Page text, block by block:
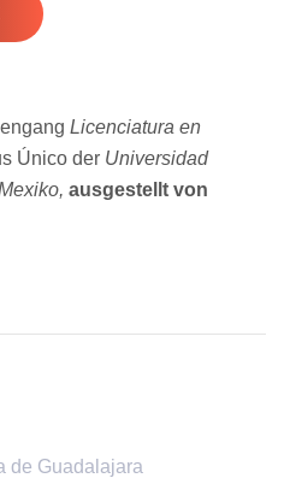
Licenciatura en
Único der Universidad
ausgestellt von
de Guadalajara